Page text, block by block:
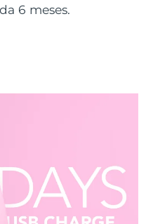
6 meses.